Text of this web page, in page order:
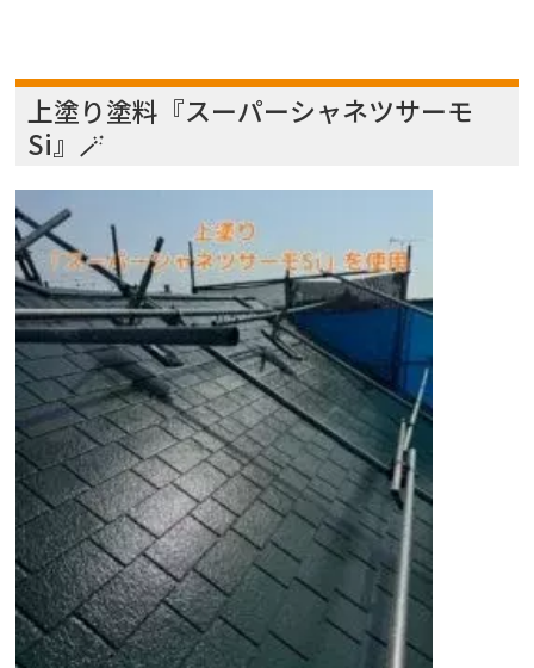
上塗り塗料『スーパーシャネツサーモ
Si』🪄